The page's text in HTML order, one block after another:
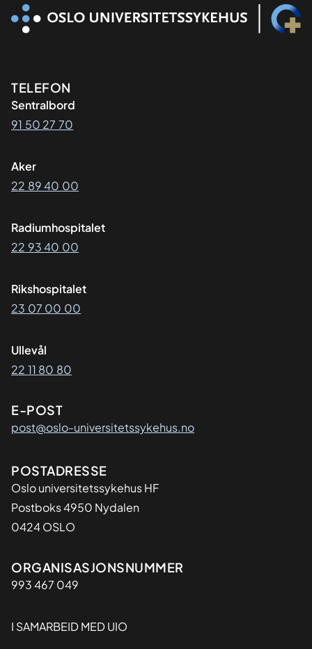
Kontaktinformasjon
TELEFON
Sentralbord
91 50 27 70
Aker
22 89 40 00
Radiumhospitalet
22 93 40 00
Rikshospitalet
23 07 00 00
Ullevål
22 11 80 80
E-POST
post@oslo-universitetssykehus.no
Adresse
POSTADRESSE
Oslo universitetssykehus HF
Postboks 4950 Nydalen
0424 OSLO
Organisasjon
ORGANISASJONSNUMMER
993 467 049
I SAMARBEID MED UIO